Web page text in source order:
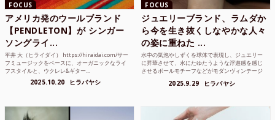
FOCUS
アメリカ発のウールブランド
【PENDLETON】が シンガー
ソングライ...
平井 大（ヒライダイ） https://hiraidai.com/サー
フミュージックをベースに、オーガニックなライ
フスタイルと、ウクレレ&ギター...
2025.10.20 ヒラバヤシ
FOCUS
ジュエリーブランド、ラムダか
ら今を生き抜くしなやかな人々
の姿に重ねた ...
水中の気泡やしずくを球体で表現し、ジュエリー
に昇華させて、水にたゆたうような浮遊感を感じ
させるボールモチーフなどがモダンヴィンテージ
2025.9.29 ヒラバヤシ